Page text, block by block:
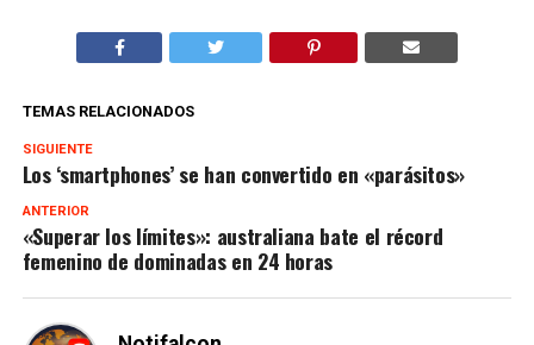
TEMAS RELACIONADOS
SIGUIENTE
Los ‘smartphones’ se han convertido en «parásitos»
ANTERIOR
«Superar los límites»: australiana bate el récord
femenino de dominadas en 24 horas